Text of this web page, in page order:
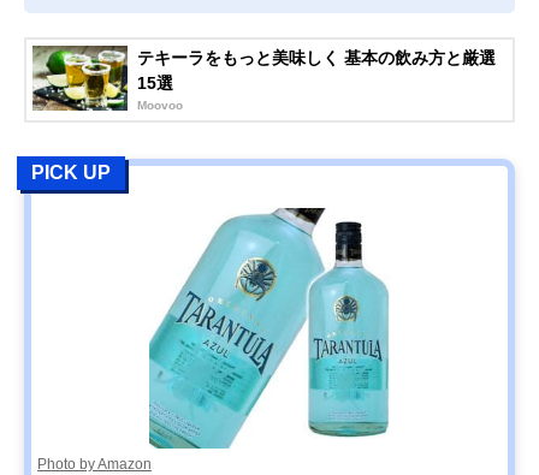
テキーラをもっと美味しく 基本の飲み方と厳選
15選
Moovoo
PICK UP
Photo by Amazon